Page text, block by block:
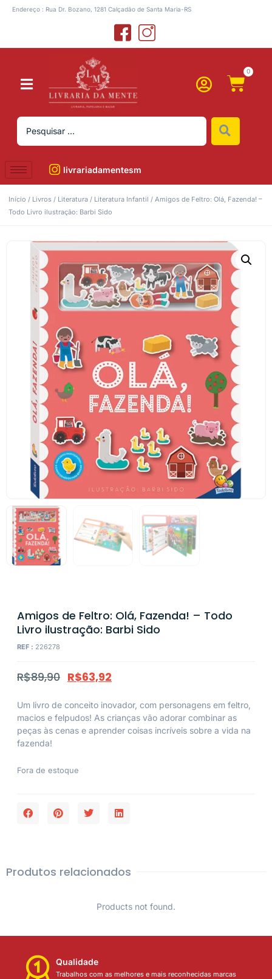
Endereço : Rua Dr. Bozano, 1281 Calçadão de Santa Maria-RS
0
livrariadamentesm
Início / Livros / Literatura / Literatura Infantil / Amigos de Feltro: Olá, Fazenda! –
Todo Livro ilustração: Barbi Sido
Amigos de Feltro: Olá, Fazenda! – Todo
Livro ilustração: Barbi Sido
REF : 226278
R$89,90 R$63,92
Um livro de conceito inovador, com personagens em feltro,
macios e felpudos! As crianças vão adorar combinar as
peças às cenas e aprender coisas incríveis sobre a vida na
fazenda!
Fora de estoque
Produtos relacionados
Products not found.
Qualidade
Trabalhos com as melhores e mais reconhecidas marcas